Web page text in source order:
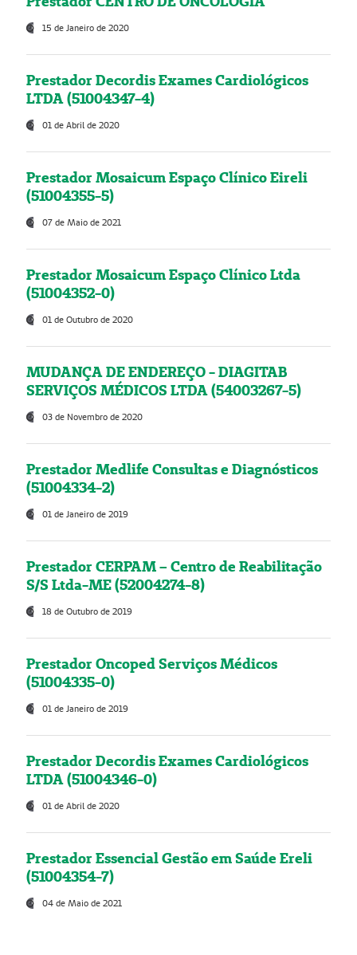
15 de Janeiro de 2020
Prestador Decordis Exames Cardiológicos
LTDA (51004347-4)
01 de Abril de 2020
Prestador Mosaicum Espaço Clínico Eireli
(51004355-5)
07 de Maio de 2021
Prestador Mosaicum Espaço Clínico Ltda
(51004352-0)
01 de Outubro de 2020
MUDANÇA DE ENDEREÇO - DIAGITAB
SERVIÇOS MÉDICOS LTDA (54003267-5)
03 de Novembro de 2020
Prestador Medlife Consultas e Diagnósticos
(51004334-2)
01 de Janeiro de 2019
Prestador CERPAM – Centro de Reabilitação
S/S Ltda-ME (52004274-8)
18 de Outubro de 2019
Prestador Oncoped Serviços Médicos
(51004335-0)
01 de Janeiro de 2019
Prestador Decordis Exames Cardiológicos
LTDA (51004346-0)
01 de Abril de 2020
Prestador Essencial Gestão em Saúde Ereli
(51004354-7)
04 de Maio de 2021